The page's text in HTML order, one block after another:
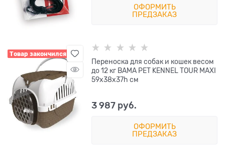
ОФОРМИТЬ
ПРЕДЗАКАЗ
Товар закончился
Переноска для собак и кошек весом
до 12 кг BAMA PET KENNEL TOUR MAXI
59х38х37h см
3 987 руб.
ОФОРМИТЬ
ПРЕДЗАКАЗ